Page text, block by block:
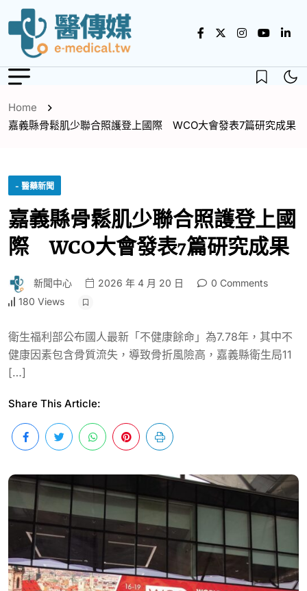
Home
嘉義縣骨鬆肌少聯合照護登上國際 WCO大會發表7篇研究成果
- 醫藥新聞
嘉義縣骨鬆肌少聯合照護登上國
際 WCO大會發表7篇研究成果
新聞中心 2026 年 4 月 20 日
0 Comments
180 Views
衛生福利部公布國人最新「不健康餘命」為7.78年，其中不
健康因素包含骨質流失，導致骨折風險高，嘉義縣衛生局11
[…]
Share This Article: